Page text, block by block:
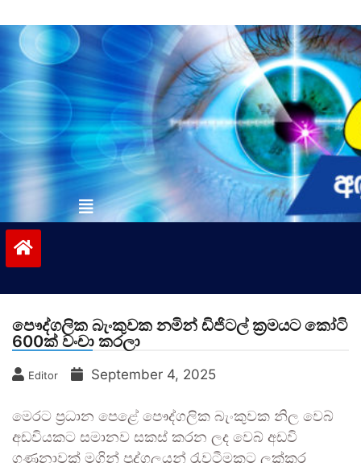
to
contentvinivida.lk
පෞද්ගලික බැංකුවක නමින් ඩිජිටල් ක්‍රමයට කෝටි
600ක් වංචා කරලා
Editor September 4, 2025
මෙරට ප්‍රධාන පෙළේ පෞද්ගලික බැංකුවක නිල වෙබ්
අඩවියකට සමානව සකස් කරන ලද වෙබ් අඩවි
ගණනාවක් මගින් පුද්ගලයන් රැවටීමකට ලක්කර